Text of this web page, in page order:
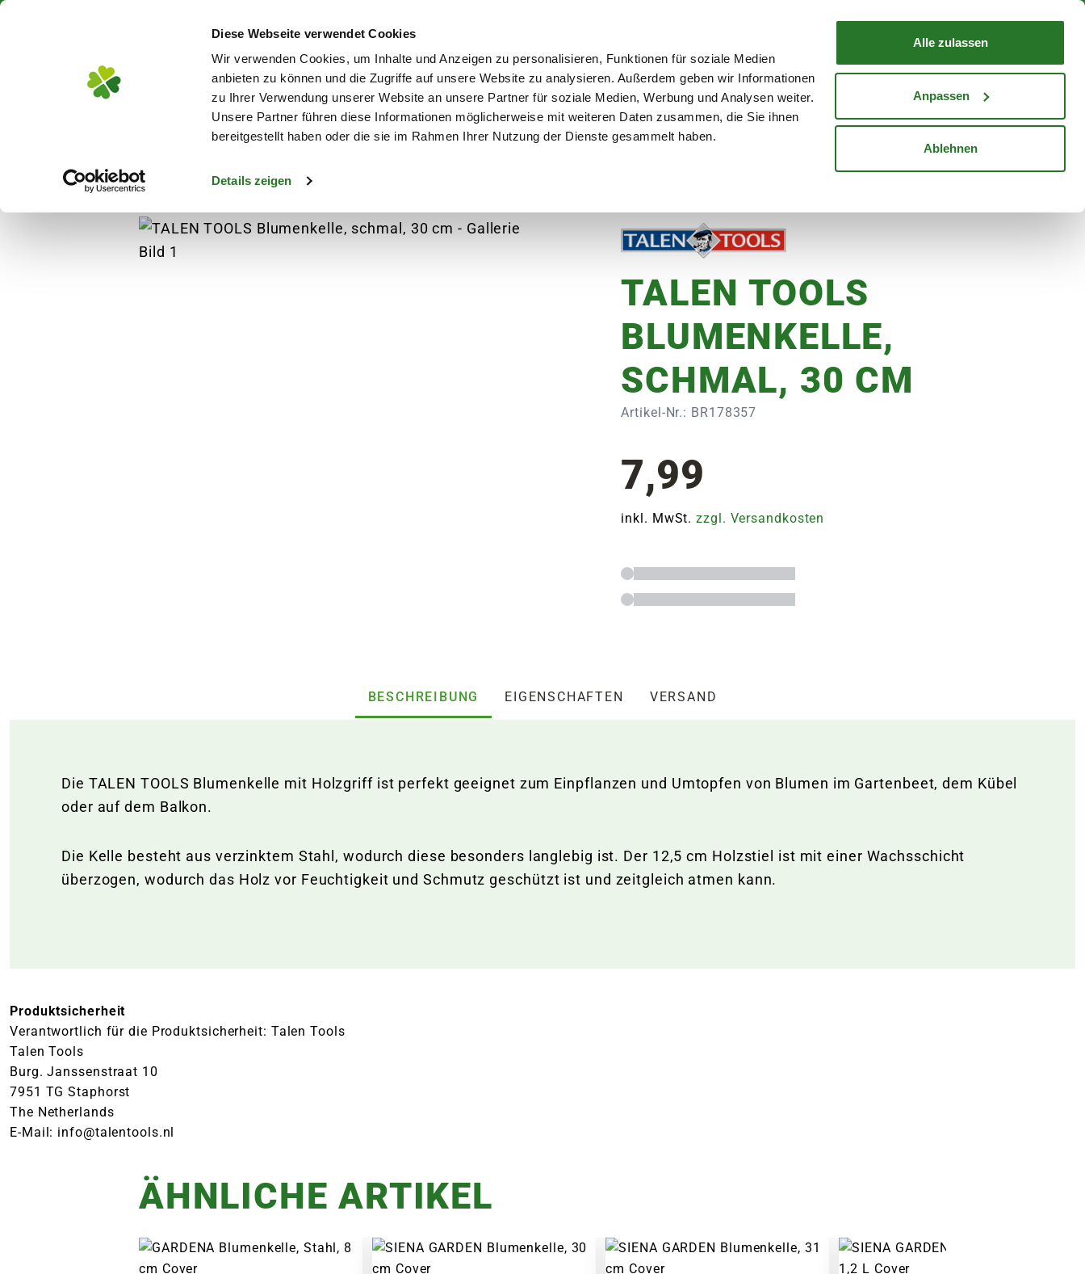
Diese Webseite verwendet Cookies
Wir verwenden Cookies, um Inhalte und Anzeigen zu personalisieren, Funktionen für soziale Medien
anbieten zu können und die Zugriffe auf unsere Website zu analysieren. Außerdem geben wir Informationen
zu Ihrer Verwendung unserer Website an unsere Partner für soziale Medien, Werbung und Analysen weiter.
Unsere Partner führen diese Informationen möglicherweise mit weiteren Daten zusammen, die Sie ihnen
bereitgestellt haben oder die sie im Rahmen Ihrer Nutzung der Dienste gesammelt haben.
Details zeigen
Alle zulassen
Anpassen
Ablehnen
Mein KontoStandorte
WARENKORB
Blumen Pflanzen Garten Aktuelles Ratgeber Gutscheine Karriere
Pflanzen Anzucht Gemüsesamen
TALEN TOOLS
BLUMENKELLE,
SCHMAL, 30 CM
Artikel-Nr.: BR178357
7,99
inkl. MwSt.zzgl. Versandkosten
BESCHREIBUNG EIGENSCHAFTEN VERSAND
Die TALEN TOOLS Blumenkelle mit Holzgriff ist perfekt geeignet zum Einpflanzen und Umtopfen von Blumen im Gartenbeet, dem Kübel
oder auf dem Balkon.
Die Kelle besteht aus verzinktem Stahl, wodurch diese besonders langlebig ist. Der 12,5 cm Holzstiel ist mit einer Wachsschicht
überzogen, wodurch das Holz vor Feuchtigkeit und Schmutz geschützt ist und zeitgleich atmen kann.
Produktsicherheit
Verantwortlich für die Produktsicherheit: Talen Tools
Talen Tools
Burg. Janssenstraat 10
7951 TG Staphorst
The Netherlands
E-Mail: info@talentools.nl
ÄHNLICHE ARTIKEL